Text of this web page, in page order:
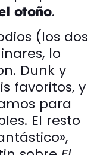
otoño.
(los dos
lo
Dunk y
favoritos, y
para
El resto